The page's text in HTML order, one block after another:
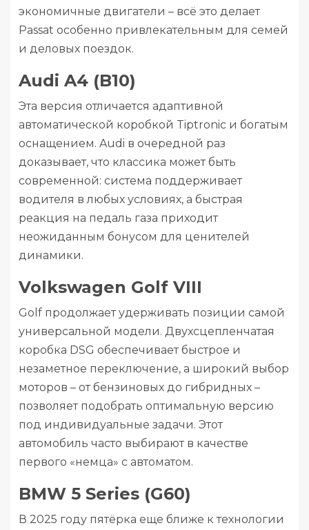
экономичные двигатели – всё это делает
Passat особенно привлекательным для семей
и деловых поездок.
Audi A4 (B10)
Эта версия отличается адаптивной
автоматической коробкой Tiptronic и богатым
оснащением. Audi в очередной раз
доказывает, что классика может быть
современной: система поддерживает
водителя в любых условиях, а быстрая
реакция на педаль газа приходит
неожиданным бонусом для ценителей
динамики.
Volkswagen Golf VIII
Golf продолжает удерживать позиции самой
универсальной модели. Двухсцепленчатая
коробка DSG обеспечивает быстрое и
незаметное переключение, а широкий выбор
моторов – от бензиновых до гибридных –
позволяет подобрать оптимальную версию
под индивидуальные задачи. Этот
автомобиль часто выбирают в качестве
первого «немца» с автоматом.
BMW 5 Series (G60)
В 2025 году пятёрка еще ближе к технологии